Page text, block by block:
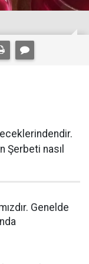
Şerbeti nasıl
Genelde